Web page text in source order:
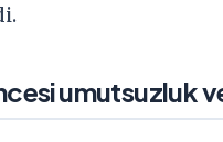
umutsuzluk